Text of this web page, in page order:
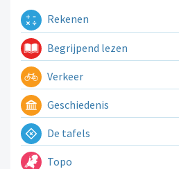
Rekenen
Begrijpend lezen
Verkeer
Geschiedenis
De tafels
Topo